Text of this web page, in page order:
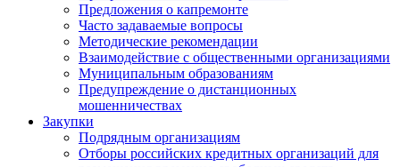
Предложения о капремонте
Часто задаваемые вопросы
Методические рекомендации
Взаимодействие с общественными организациями
Муниципальным образованиям
Предупреждение о дистанционных
мошенничествах
Закупки
Подрядным организациям
Отборы российских кредитных организаций для